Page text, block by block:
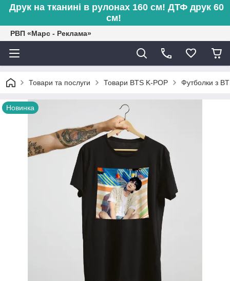
Друк на тканині в рулонах 160 см! ДТФ друк 60
см!
РВП «Марс - Реклама»
Товари та послуги Товари BTS K-POP Футболки з
Новинка